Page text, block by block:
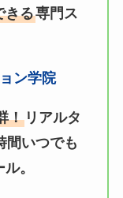
きる専門ス
ン学院
！リアルタ
間いつでも
。